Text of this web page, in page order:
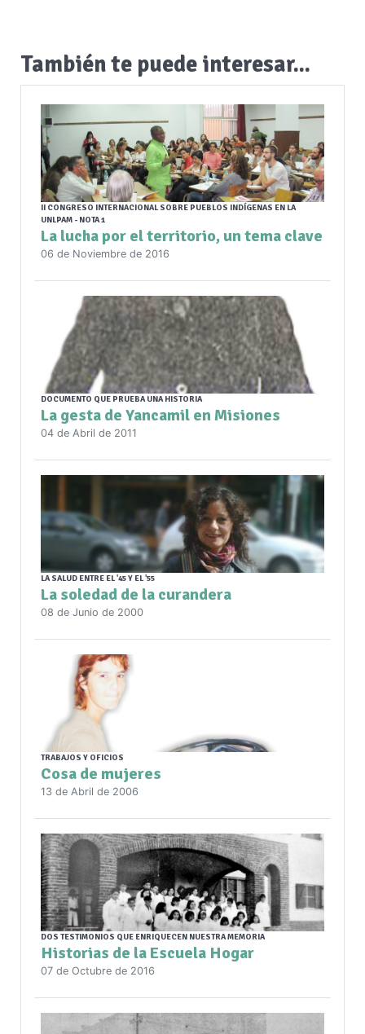
También te puede interesar...
II CONGRESO INTERNACIONAL SOBRE PUEBLOS INDÍGENAS EN LA
UNLPAM - NOTA 1
La lucha por el territorio, un tema clave
06 de Noviembre de 2016
DOCUMENTO QUE PRUEBA UNA HISTORIA
La gesta de Yancamil en Misiones
04 de Abril de 2011
LA SALUD ENTRE EL '45 Y EL '55
La soledad de la curandera
08 de Junio de 2000
TRABAJOS Y OFICIOS
Cosa de mujeres
13 de Abril de 2006
DOS TESTIMONIOS QUE ENRIQUECEN NUESTRA MEMORIA
Historias de la Escuela Hogar
07 de Octubre de 2016